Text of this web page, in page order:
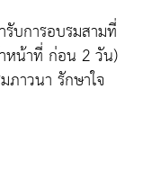
รับการอบรมสามที่
าหน้าที่ ก่อน 2 วัน)
ภาวนา รักษาใจ